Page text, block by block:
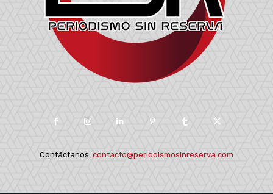
Contáctanos: contacto@periodismosinreserva.com